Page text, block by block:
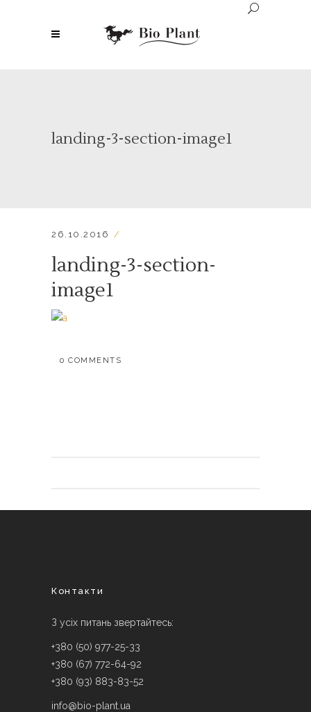
landing-3-section-image1
26.10.2016
landing-3-section-
image1
0 COMMENTS
Контакти
З усіх питань звертайтесь:
+380 (50) 977-25-33
+380 (67) 772-64-92
+380 (93) 883-83-52
info@bio-plant.ua